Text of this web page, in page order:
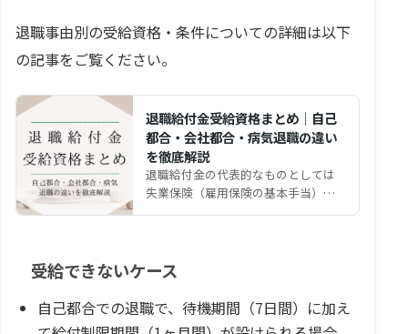
退職事由別の受給資格・条件についての詳細は以下
の記事をご覧ください。
退職給付金受給資格まとめ｜自己
都合・会社都合・病気退職の違い
を徹底解説
退職給付金の代表的なものとしては
失業保険（雇用保険の基本手当）が
挙げられますが、失業保険は離職し
受給できないケース
自己都合での退職で、待機期間（7日間）に加え